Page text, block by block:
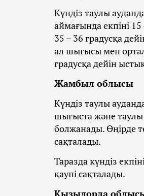
Күндіз таулы
аймағында екпіні
35 – 36 градусқа
ал шығысы мен
градусқа дейін
Жамбыл облысы
Күндіз таулы
шығыста және таулы
болжанады. Өңірде
сақталады.
Таразда күндіз
қаупі сақталады.